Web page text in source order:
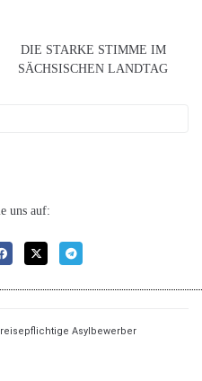
DIE STARKE STIMME IM
SÄCHSISCHEN LANDTAG
uns auf:
Asylbewerber